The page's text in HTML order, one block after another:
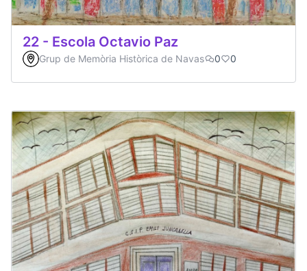
22 - Escola Octavio Paz
Grup de Memòria Històrica de Navas 0 0